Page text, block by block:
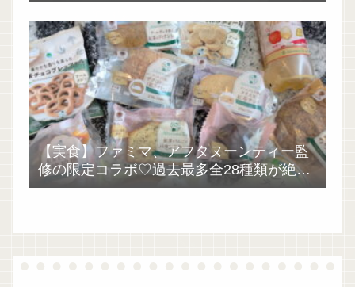
【実食】ファミマ、アフタヌーンティー監
修の限定コラボ♡過去最多全28種類が絶品
過ぎた！